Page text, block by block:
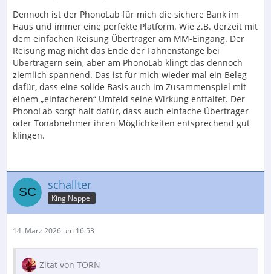
Dennoch ist der PhonoLab für mich die sichere Bank im
Haus und immer eine perfekte Platform. Wie z.B. derzeit mit
dem einfachen Reisung Übertrager am MM-Eingang. Der
Reisung mag nicht das Ende der Fahnenstange bei
Übertragern sein, aber am PhonoLab klingt das dennoch
ziemlich spannend. Das ist für mich wieder mal ein Beleg
dafür, dass eine solide Basis auch im Zusammenspiel mit
einem „einfacheren“ Umfeld seine Wirkung entfaltet. Der
PhonoLab sorgt halt dafür, dass auch einfache Übertrager
oder Tonabnehmer ihren Möglichkeiten entsprechend gut
klingen.
schallter
King Nappel
14. März 2026 um 16:53
Zitat von TORN